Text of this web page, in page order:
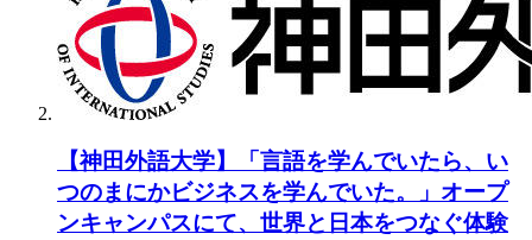
【神田外語大学】「言語を学んでいたら、い
つのまにかビジネスを学んでいた。」オープ
ンキャンパスにて、世界と日本をつなぐ体験